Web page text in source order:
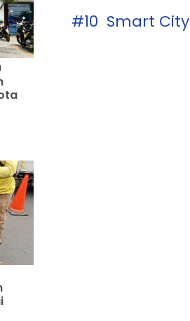
#10 Smart City